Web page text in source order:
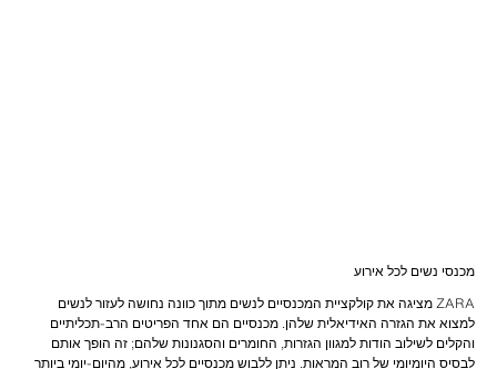
מכנסי נשים לכל אירוע
ZARA מציגה את קולקציית המכנסיים לנשים מתוך כוונה נחושה לעזור לנשים
למצוא את הגזרה האידיאלית שלהן. מכנסיים הם אחד הפריטים הרב-תכליתיים
והקלים לשילוב הודות למגוון הגזרות, החומרים והסגנונות שלהם; זה הופך אותם
לבסיס היומיומי של רוב המראות. ניתן ללבוש מכנסיים לכל אירוע, מהיום-יומי ביותר